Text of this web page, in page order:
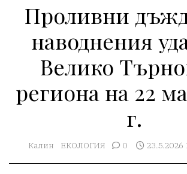
Проливни
наводнения
Велико
региона на 22
г.
Калин ЕКОЛОГИЯ 0 23.5.2026